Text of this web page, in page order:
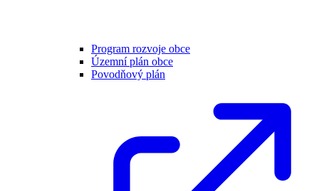
Program rozvoje obce
Územní plán obce
Povodňový plán